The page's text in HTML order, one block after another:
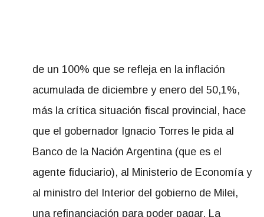
de un 100% que se refleja en la inflación
acumulada de diciembre y enero del 50,1%,
más la crítica situación fiscal provincial, hace
que el gobernador Ignacio Torres le pida al
Banco de la Nación Argentina (que es el
agente fiduciario), al Ministerio de Economía y
al ministro del Interior del gobierno de Milei,
una refinanciación para poder pagar. La